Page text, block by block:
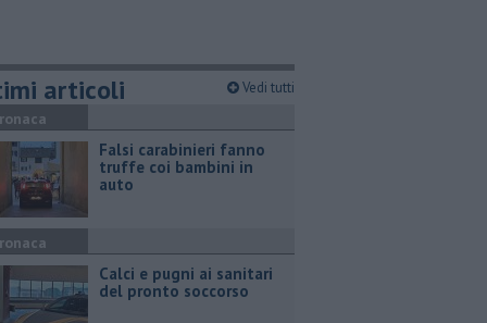
articoli Vedi tutti
Falsi carabinieri fanno
truffe coi bambini in
auto
Calci e pugni ai sanitari
del pronto soccorso